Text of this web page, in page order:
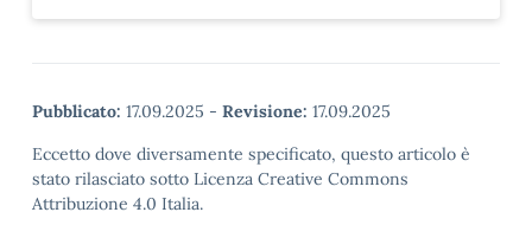
Pubblicato: 17.09.2025 - Revisione: 17.09.2025
Eccetto dove diversamente specificato, questo articolo è
stato rilasciato sotto Licenza Creative Commons
Attribuzione 4.0 Italia.